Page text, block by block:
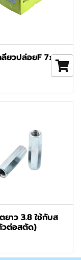
ลียวปล่อยF 7x1
ยาว 3.8 ใช้กับส
ต่อสตัด)